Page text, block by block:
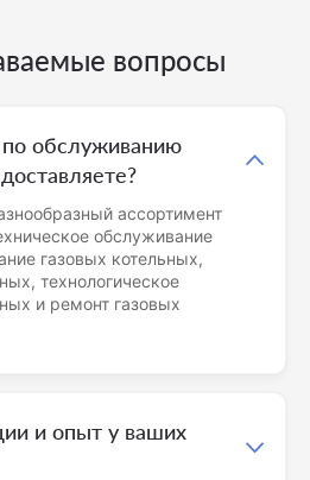
вопросы
обслуживанию
ассортимент
обслуживание
газовых котельных,
технологическое
и ремонт газовых
и опыт у ваших